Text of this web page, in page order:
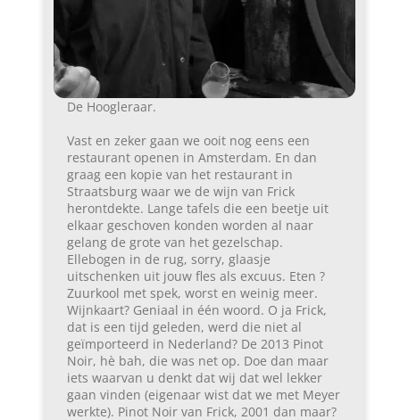
De Hoogleraar.
Vast en zeker gaan we ooit nog eens een
restaurant openen in Amsterdam. En dan
graag een kopie van het restaurant in
Straatsburg waar we de wijn van Frick
herontdekte. Lange tafels die een beetje uit
elkaar geschoven konden worden al naar
gelang de grote van het gezelschap.
Ellebogen in de rug, sorry, glaasje
uitschenken uit jouw fles als excuus. Eten ?
Zuurkool met spek, worst en weinig meer.
Wijnkaart? Geniaal in één woord. O ja Frick,
dat is een tijd geleden, werd die niet al
geïmporteerd in Nederland? De 2013 Pinot
Noir, hè bah, die was net op. Doe dan maar
iets waarvan u denkt dat wij dat wel lekker
gaan vinden (eigenaar wist dat we met Meyer
werkte). Pinot Noir van Frick, 2001 dan maar?